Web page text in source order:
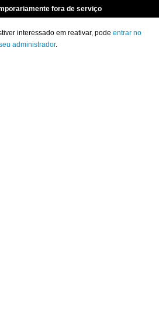
fora de serviço
interessado em reativar, pode entrar no
administrador.